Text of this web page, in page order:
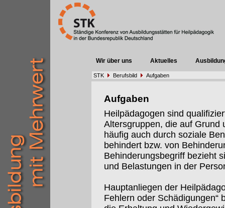
Wir über uns Aktuelles
STK Berufsbild Aufgaben
Aufgaben
Heilpädagogen sind
Altersgruppen, die auf Grund
häufig auch durch soziale
behindert bzw. von
Behinderungsbegriff bezieht
und Belastungen in der
Hauptanliegen der
Fehlern oder Schädigungen“